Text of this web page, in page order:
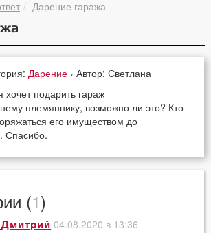
Дарение гаража
Дарение › Автор: Светлана
хочет подарить гараж
племяннику, возможно ли это? Кто
его имуществом до
Спасибо.
(1)
Дмитрий 04.08.2020 в 13:36